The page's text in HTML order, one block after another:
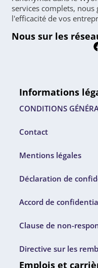
services complets,
l'efficacité de vos
Nous sur les
Informations
CONDITIONS
Contact
Mentions légales
Déclaration de
Accord de
Clause de non-
Directive sur les
Emplois et